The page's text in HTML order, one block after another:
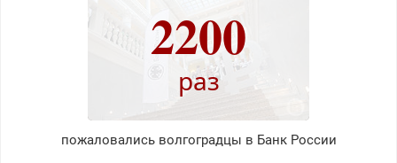
2200
раз
пожаловались волгоградцы в Банк России